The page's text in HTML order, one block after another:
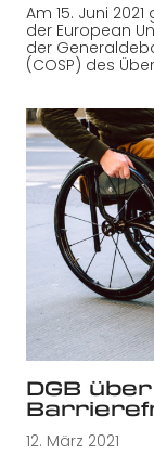
Am 15. Juni
der European
der
(COSP) des
DGB
12. März 2021